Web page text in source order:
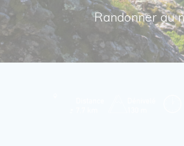
Randonner au